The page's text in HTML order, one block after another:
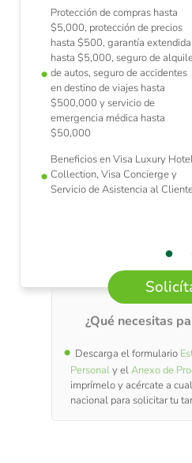
Protección de compras hasta
$5,000, protección de precios
hasta $500, garantía extendida
hasta $5,000, seguro de
de autos, seguro de accidentes
en destino de viajes hasta
$500,000 y servicio de
emergencia médica hasta
$50,000
Beneficios en Visa Luxury
Collection, Visa Concierge y
Servicio de Asistencia al
¿Qué necesitas
Descarga el formulario
Personaly elAnexo de
imprímelo y acércate a
nacional para solicitar tu